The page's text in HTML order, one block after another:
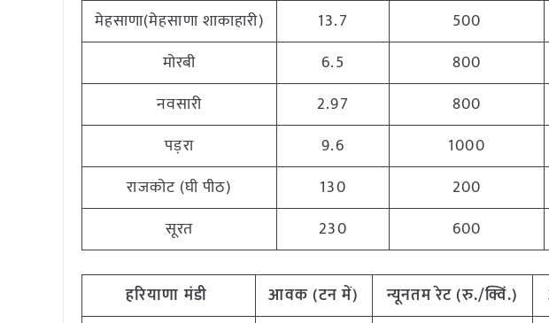
मेहसाणा(मेहसाणा शाकाहारी)
13.7 500
मोरबी
6.5 800
नवसारी
2.97 800
पड़रा
9.6 1000
राजकोट (घी पीठ)
130 200
सूरत
230 600
हरियाणा मंडी आवक (टन में) न्यूनतमरेट (रु./क्विं.)